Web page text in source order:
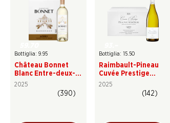
Bottiglia: 9.95
Château Bonnet
Blanc Entre-deux-
Mers AOC
2025
(390)
Bottiglia: 15.50
Raimbault-Pineau
Cuvée Prestige
Sancerre AOC
2025
(142)